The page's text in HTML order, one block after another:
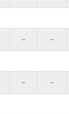
– –
– –